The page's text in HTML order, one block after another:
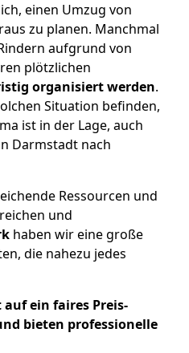
einen Umzug von
zu planen. Manchmal
aufgrund von
plötzlichen
organisiert werden.
Situation befinden,
ist in der Lage, auch
Darmstadt nach
Ressourcen und
und
haben wir eine große
die nahezu jedes
ein faires Preis-
bieten professionelle